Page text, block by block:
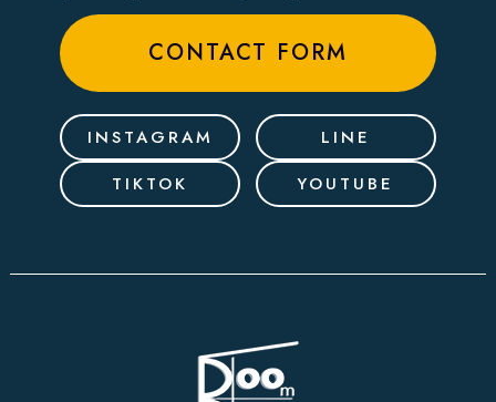
CONTACT FORM
INSTAGRAM
LINE
TIKTOK
YOUTUBE